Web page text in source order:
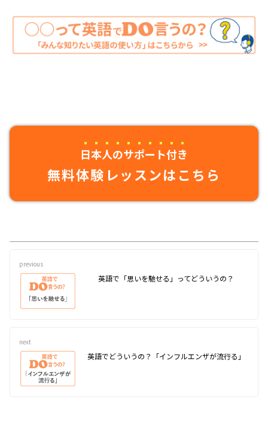
日本人のサポート付き
無料体験レッスンはこちら
previous
英語で「思いを馳せる」ってどういうの？
next
英語でどういうの？「インフルエンザが流行る」